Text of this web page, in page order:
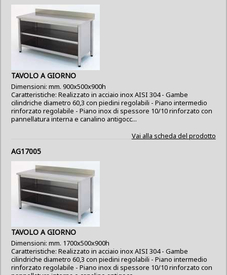
TAVOLO A GIORNO
Dimensioni: mm. 900x500x900h
Caratteristiche: Realizzato in acciaio inox AISI 304 - Gambe
cilindriche diametro 60,3 con piedini regolabili - Piano intermedio
rinforzato regolabile - Piano inox di spessore 10/10 rinforzato con
pannellatura interna e canalino antigocc...
Vai alla scheda del prodotto
AG17005
TAVOLO A GIORNO
Dimensioni: mm. 1700x500x900h
Caratteristiche: Realizzato in acciaio inox AISI 304 - Gambe
cilindriche diametro 60,3 con piedini regolabili - Piano intermedio
rinforzato regolabile - Piano inox di spessore 10/10 rinforzato con